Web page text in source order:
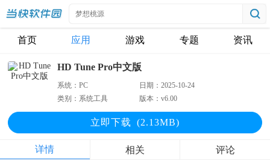
首页 应用 游戏 专题 资讯
HD Tune Pro中文版
系统：PC 日期：2025-10-24
类别： 系统工具 版本：v6.00
立即下载 (2.13MB)
详情 相关 评论